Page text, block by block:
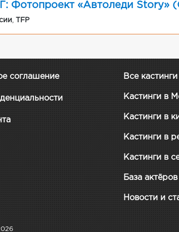
Фотопроект «Автоледи Story»
TFP
соглашение Все кастинги
Кастинги в
Кастинги в
Кастинги в
Кастинги в
База актёров
Новости и